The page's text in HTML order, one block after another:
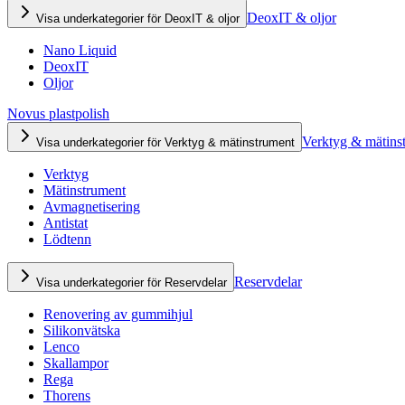
Visa underkategorier för DeoxIT & oljor DeoxIT & oljor
Nano Liquid
DeoxIT
Oljor
Novus plastpolish
Visa underkategorier för Verktyg & mätinstrument Verktyg &
Verktyg
Mätinstrument
Avmagnetisering
Antistat
Lödtenn
Visa underkategorier för Reservdelar Reservdelar
Renovering av gummihjul
Silikonvätska
Lenco
Skallampor
Rega
Thorens